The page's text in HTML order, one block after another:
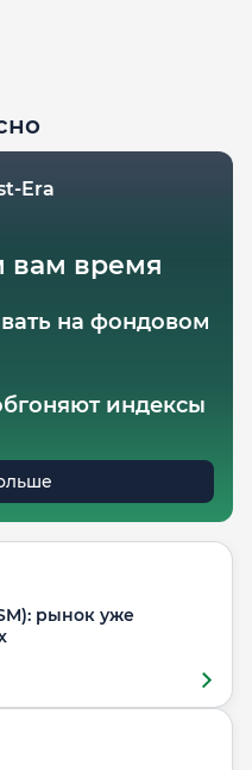
Era
время
на фондовом
индексы
рынок уже